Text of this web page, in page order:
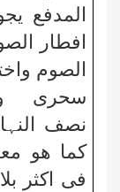
المدفع
افطار
الصوم
سحری
نصف
کما ھو
فی اکثر